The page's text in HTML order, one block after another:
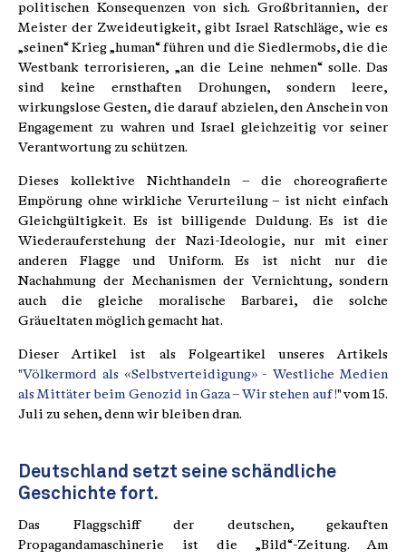
politischen Konsequenzen von sich. Großbritannien, der
Meister der Zweideutigkeit, gibt Israel Ratschläge, wie es
„seinen“ Krieg „human“ führen und die Siedlermobs, die die
Westbank terrorisieren, „an die Leine nehmen“ solle. Das
sind keine ernsthaften Drohungen, sondern leere,
wirkungslose Gesten, die darauf abzielen, den Anschein von
Engagement zu wahren und Israel gleichzeitig vor seiner
Verantwortung zu schützen.
Dieses kollektive Nichthandeln – die choreografierte
Empörung ohne wirkliche Verurteilung – ist nicht einfach
Gleichgültigkeit. Es ist billigende Duldung. Es ist die
Wiederauferstehung der Nazi-Ideologie, nur mit einer
anderen Flagge und Uniform. Es ist nicht nur die
Nachahmung der Mechanismen der Vernichtung, sondern
auch die gleiche moralische Barbarei, die solche
Gräueltaten möglich gemacht hat.
Dieser Artikel ist als Folgeartikel unseres Artikels
"Völkermord als «Selbstverteidigung» - Westliche Medien
als Mittäter beim Genozid in Gaza – Wir stehen auf!" vom 15.
Juli zu sehen, denn wir bleiben dran.
Deutschland setzt seine schändliche
Geschichte fort.
Das Flaggschiff der deutschen, gekauften
Propagandamaschinerie ist die „Bild“-Zeitung. Am